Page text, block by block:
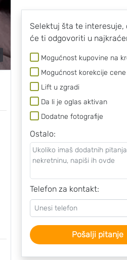
Selektuj šta te interesuje,
će ti odgovoriti u
Mogućnost kupovine na
Mogućnost korekcije cene
Lift u zgradi
Da li je oglas aktivan
Dodatne fotografije
Ostalo:
Telefon za kontakt:
Pošalji pitanje